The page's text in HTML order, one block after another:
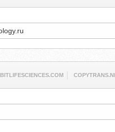
BITLIFESCIENCES.COM